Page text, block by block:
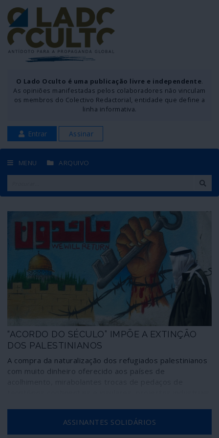
O Lado Oculto é uma publicação livre e independente.
As opiniões manifestadas pelos colaboradores não vinculam
os membros do Colectivo Redactorial, entidade que define a
linha informativa.
Entrar Assinar
MENU ARQUIVO
“ACORDO DO SÉCULO” IMPÕE A EXTINÇÃO
DOS PALESTINIANOS
A compra da naturalização dos refugiados palestinianos
com muito dinheiro oferecido aos países de
chamado “Acordo do Século” através do qual Trump e
Netanyahu pretendem “resolver” o problema central do
ASSINANTES SOLIDÁRIOS